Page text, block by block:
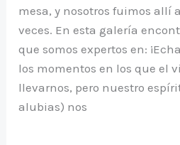
mesa, y nosotros fuimos allí
veces. En esta galería
que somos expertos en:
los momentos en los que el
llevarnos, pero nuestro
alubias) nos